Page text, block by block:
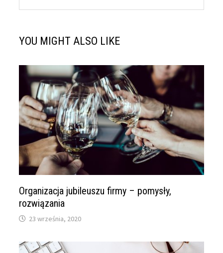
YOU MIGHT ALSO LIKE
Organizacja jubileuszu firmy – pomysły,
rozwiązania
23 września, 2020